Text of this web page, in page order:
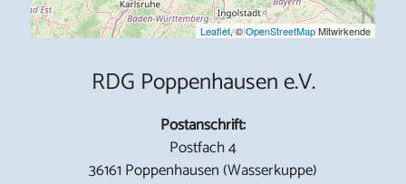
Leaflet, ©OpenStreetMapMitwirkende
RDG Poppenhausen e.V.
Postanschrift:
Postfach 4
36161 Poppenhausen (Wasserkuppe)